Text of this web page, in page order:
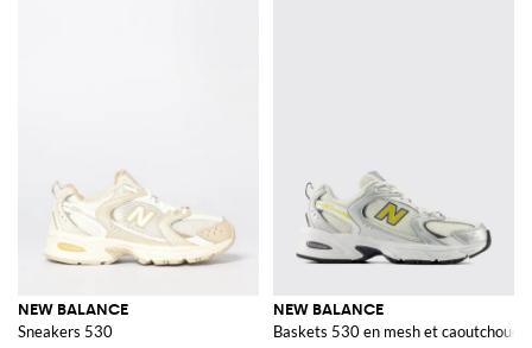
NEW BALANCE
Sneakers 530
NEW BALANCE
Baskets 530 en mesh et caoutchouc